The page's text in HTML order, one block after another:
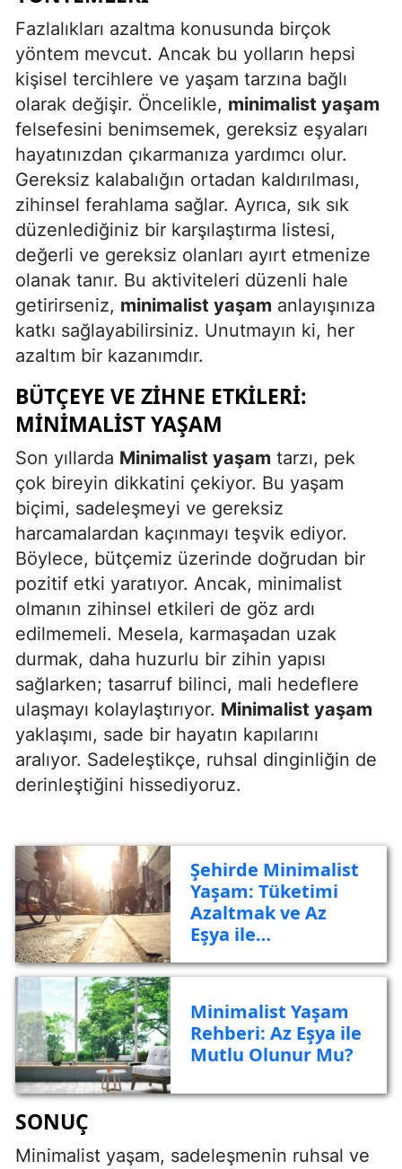
Fazlalıkları azaltma konusunda birçok
yöntem mevcut. Ancak bu yolların hepsi
kişisel tercihlere ve yaşam tarzına bağlı
olarak değişir. Öncelikle, minimalist yaşam
felsefesini benimsemek, gereksiz eşyaları
hayatınızdan çıkarmanıza yardımcı olur.
Gereksiz kalabalığın ortadan kaldırılması,
zihinsel ferahlama sağlar. Ayrıca, sık sık
düzenlediğiniz bir karşılaştırma listesi,
değerli ve gereksiz olanları ayırt etmenize
olanak tanır. Bu aktiviteleri düzenli hale
getirirseniz, minimalist yaşam anlayışınıza
katkı sağlayabilirsiniz. Unutmayın ki, her
azaltım bir kazanımdır.
BÜTÇEYE VE ZIHNE ETKILERI:
MINIMALIST YAŞAM
Son yıllarda Minimalist yaşam tarzı, pek
çok bireyin dikkatini çekiyor. Bu yaşam
biçimi, sadeleşmeyi ve gereksiz
harcamalardan kaçınmayı teşvik ediyor.
Böylece, bütçemiz üzerinde doğrudan bir
pozitif etki yaratıyor. Ancak, minimalist
olmanın zihinsel etkileri de göz ardı
edilmemeli. Mesela, karmaşadan uzak
durmak, daha huzurlu bir zihin yapısı
sağlarken; tasarruf bilinci, mali hedeflere
ulaşmayı kolaylaştırıyor. Minimalist yaşam
yaklaşımı, sade bir hayatın kapılarını
aralıyor. Sadeleştikçe, ruhsal dinginliğin de
derinleştiğini hissediyoruz.
Şehirde Minimalist
Yaşam: Tüketimi
Azaltmak ve Az
Eşya ile
Minimalist Yaşam
Rehberi: Az Eşya ile
Mutlu Olunur Mu?
SONUÇ
Minimalist yaşam, sadeleşmenin ruhsal ve